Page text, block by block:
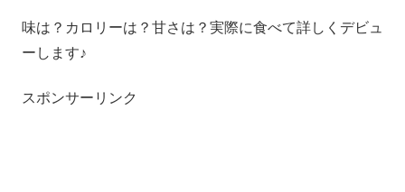
味は？カロリーは？甘さは？実際に食べて詳しくデビュ
ーします♪
スポンサーリンク